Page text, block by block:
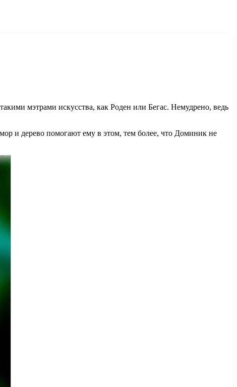
мэтрами искусства, как Роден или Бегас. Немудрено, ведь
и дерево помогают ему в этом, тем более, что Доминик не